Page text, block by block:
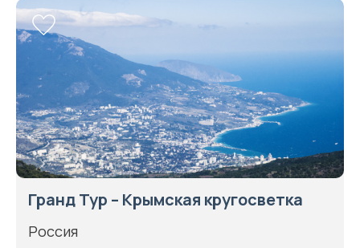
Гранд Тур – Крымская кругосветка
Россия